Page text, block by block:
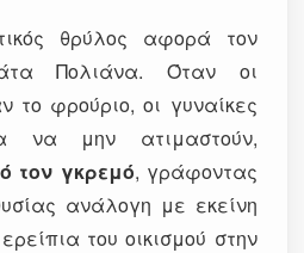
θρύλος αφορά τον
Πολιάνα. Όταν οι
το φρούριο, οι γυναίκες
να μην ατιμαστούν,
τον γκρεμό, γράφοντας
ανάλογη με εκείνη
του οικισμού στην